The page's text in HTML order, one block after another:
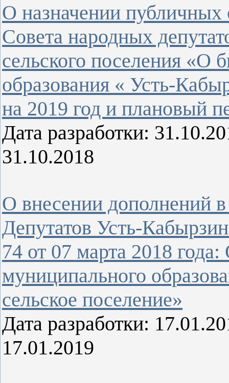
О назначении
Совета народных
сельского поселения «О
образования « Усть-
на 2019 год и плановый
Дата разработки:
31.10.2018
О внесении дополнений
Депутатов Усть-
74 от 07 марта 2018
муниципального
сельское поселение»
Дата разработки:
17.01.2019